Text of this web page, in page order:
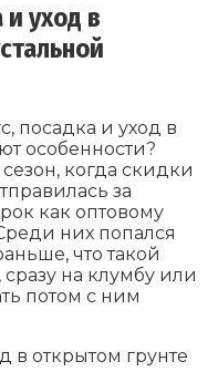
уход в
посадка и уход в
особенности?
когда скидки
за
как оптовому
них попался
что такой
сразу на клумбу или
потом с ним